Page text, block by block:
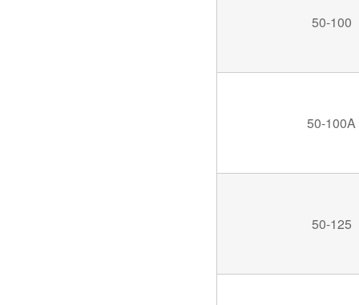
50-100
50-100A
50-125